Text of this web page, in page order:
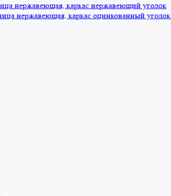
нержавеющая, каркас нержавеющий уголок
нержавеющая, каркас оцинкованный уголок